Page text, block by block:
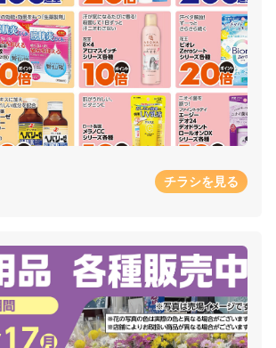
チラシを見る